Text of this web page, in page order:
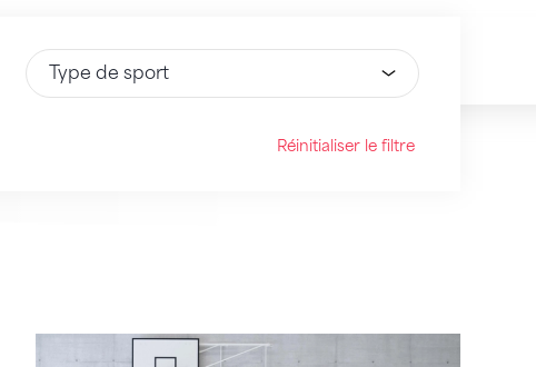
Sélectionnez une option
Réinitialiser le filtre